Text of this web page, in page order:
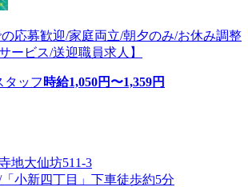
応募歓迎/家庭両立/朝夕のみ/お休み調整
ービス/送迎職員求人】
タッフ 時給1,050円〜1,359円
地大仙坊511-3
「小新四丁目」下車徒歩約5分